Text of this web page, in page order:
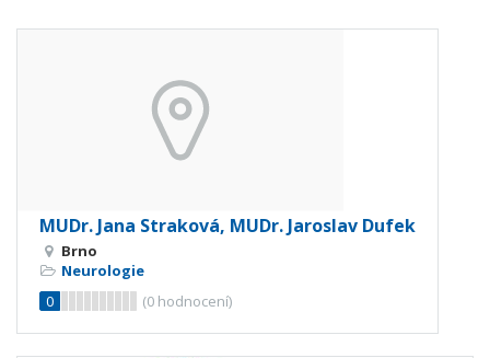
MUDr. Jana Straková, MUDr. Jaroslav Dufek
Brno
Neurologie
0
(0 hodnocení)